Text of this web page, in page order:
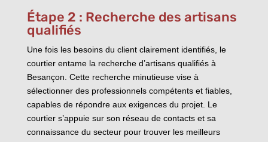
Étape 2 : Recherche des artisans
qualifiés
Une fois les besoins du client clairement identifiés, le
courtier entame la recherche d’artisans qualifiés à
Besançon. Cette recherche minutieuse vise à
sélectionner des professionnels compétents et fiables,
capables de répondre aux exigences du projet. Le
courtier s’appuie sur son réseau de contacts et sa
connaissance du secteur pour trouver les meilleurs